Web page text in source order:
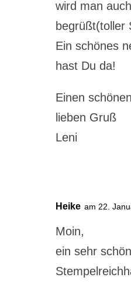
wird man
begrüßt(toller
Ein schönes
hast Du da!
Einen
lieben Gruß
Leni
Heike am 22.
Moin,
ein sehr